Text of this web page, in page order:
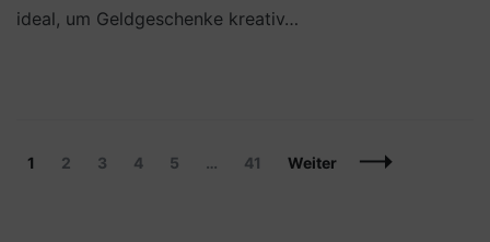
ideal, um Geldgeschenke kreativ…
Beitragsnavigation
Seite
1 Seite
2 Seite
3 Seite
4 Seite
5 … Seite
41 Weiter